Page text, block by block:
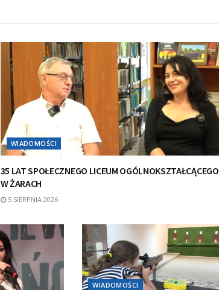
WIADOMOŚCI
35 LAT SPOŁECZNEGO LICEUM OGÓLNOKSZTAŁCĄCEGO
W ŻARACH
5 SIERPNIA 2026
WIADOMOŚCI